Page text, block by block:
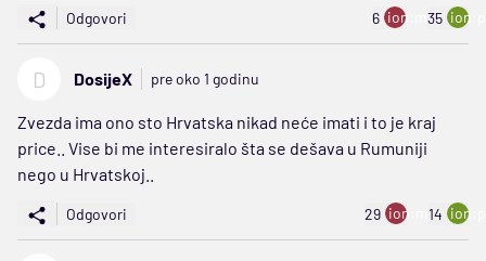
Odgovori 6 ion:minus
35
D DosijeX pre oko 1 godinu
Zvezda ima ono sto Hrvatska nikad neće imati i to je kraj
price.. Vise bi me interesiralo šta se dešava u Rumuniji
nego u Hrvatskoj..
Odgovori 29 ion:minus
14